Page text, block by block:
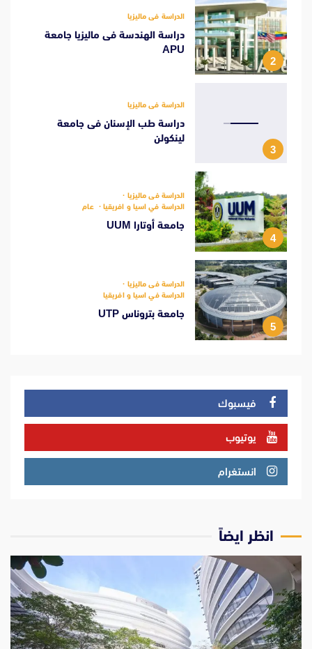
2
الدراسة فى ماليزيا
دراسة الهندسة فى ماليزيا جامعة
APU
3
الدراسة فى ماليزيا
دراسة طب الإسنان فى جامعة
لينكولن
4
الدراسة فى ماليزيا
الدراسة في اسيا و افريقيا
عام
جامعة أوتارا UUM
5
الدراسة فى ماليزيا
الدراسة في اسيا و افريقيا
جامعة بتروناس UTP
فيسبوك
يوتيوب
انستغرام
انظر ايضاً